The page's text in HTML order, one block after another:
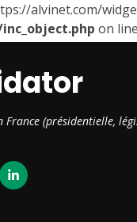
alvinet.com/
on line
(présidentielle,